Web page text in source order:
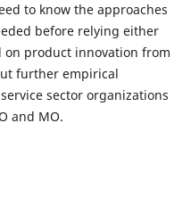
to know the approaches
before relying either
on product innovation from
further empirical
sector organizations
and MO.